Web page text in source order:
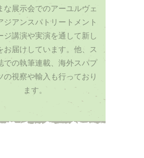
な展示会でのアーユルヴェ
ジアンスパトリートメント
ジ講演や実演を通して新し
お届けしています。他、ス
での執筆連載、海外スパプ
の視察や輸入も行っており
ます。